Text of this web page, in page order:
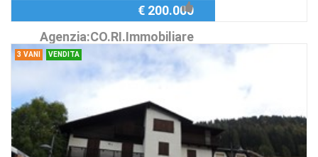
Agenzia:CO.RI.Immobiliare
€ 200.000
3 VANI VENDITA